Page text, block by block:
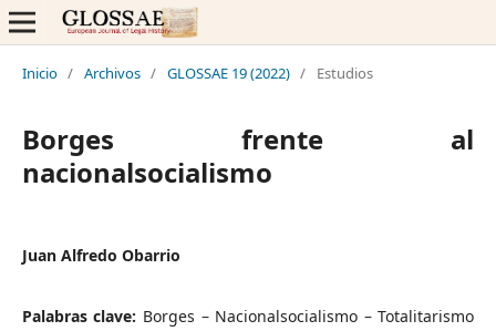
Inicio / Archivos / GLOSSAE 19 (2022) / Estudios
Borges frente al
nacionalsocialismo
Juan Alfredo Obarrio
Palabras clave: Borges – Nacionalsocialismo – Totalitarismo